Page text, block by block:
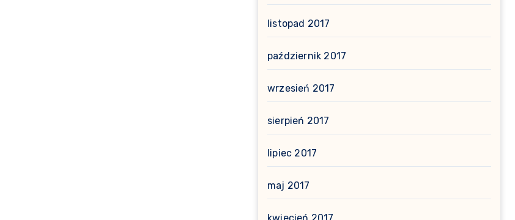
listopad 2017
październik 2017
wrzesień 2017
sierpień 2017
lipiec 2017
maj 2017